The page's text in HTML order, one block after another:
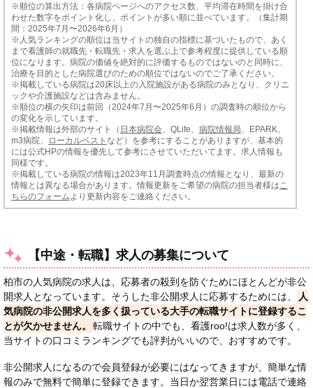
※順位の算出方法：各病院ページへのアクセス数、平均滞在時間を掛け合
わせた数字をポイント化し、ポイントが多い順に並べています。（集計期
間：2025年7月〜2026年6月）
※人気ランキングの順位は当サイトの独自の指標に基づいたもので、あく
まで看護師の就職先・転職先・求人を選ぶ上で参考程度に提供している順
位になります。病院の価値を絶対的に評価するものではないのと同時に、
治療を目的とした病院選びのための順位ではないのでご了承ください。
※掲載している病院は20床以上の入院施設がある病院のみとなり、クリニ
ックや介護施設などは含みません。
※順位の横の矢印は前回（2024年7月〜2025年6月）の調査時の順位から
の変化を示しています。
※掲載情報は外部のサイト（ 日本病院会、QLife、 病院情報局 、EPARK、
m3病院、
ローカルベスト など）を参考にすることがありますが、基本的
には公式HPの情報を優先して参考にさせていただいてます。求人情報も
同様です。
※掲載している病院の情報は2023年11月調査時点の情報となり、最新の
情報とは異なる場合があります。情報更新をご希望の病院の担当者様は こ
ちらのフォーム より更新内容をご連絡ください。
【中途・転職】求人の募集について
柏市の人気病院の求人は、応募者の殺到を防ぐためにほとんどが非公
開求人となっています。そうした非公開求人に応募するためには、
人
気病院の非公開求人を多く扱っている大手の転職サイトに登録するこ
とが欠かせません。
転職サイトの中でも、看護roo!は求人数が多く、
当サイトの口コミランキングでも評判がいいので、おすすめです。
非公開求人になるので会員登録が必要にはなってきますが、簡単な情
報のみで無料で簡単に登録できます。当日か翌営業日には電話で連絡